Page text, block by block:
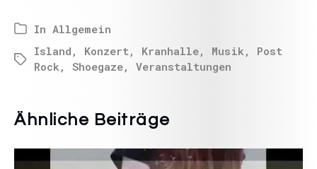
In Allgemein
Island , Konzert , Kranhalle, Musik , Post
Rock , Shoegaze, Veranstaltungen
Ähnliche Beiträge